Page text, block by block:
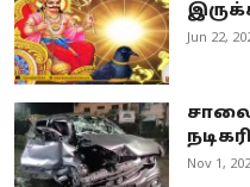
Jun 22,
சாலை
Nov 1,